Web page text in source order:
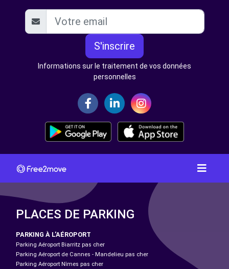
S'inscrire
Informations sur le traitement de vos données
personnelles
PLACES DE PARKING
PARKING À L'AÉROPORT
Parking Aéroport Biarritz pas cher
Parking Aéroport de Cannes - Mandelieu pas cher
Parking Aéroport Nîmes pas cher